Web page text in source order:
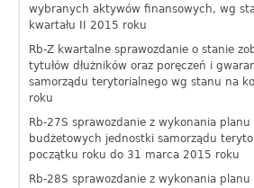
wybranych aktywów finansowych, wg
kwartału II 2015 roku
Rb-Z kwartalne sprawozdanie o stanie
tytułów dłużników oraz poręczeń i
samorządu terytorialnego wg stanu na
roku
Rb-27S sprawozdanie z wykonania
budżetowych jednostki samorządu
początku roku do 31 marca 2015 roku
Rb-28S sprawozdanie z wykonania